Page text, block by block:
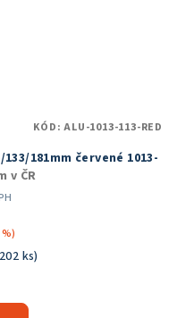
181mm červené 1013-
v ČR
ks)
KÓD:ALU-1013-113-RED